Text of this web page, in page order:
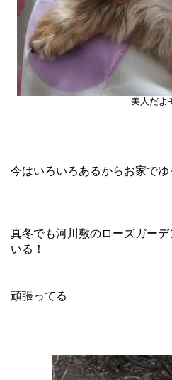
美人だよ
今はいろいろあるからお家でゆ
真冬でも河川敷のローズガー
いる！
頑張ってる